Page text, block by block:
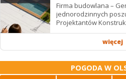
Firma budowlana –
jednorodzinnych
Projektantów Konstrukcji. Forma
podwykonawstwo – zdalnie.
więcej
POGODA W